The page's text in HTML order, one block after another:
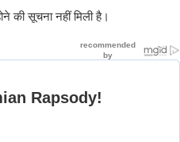
की सूचना नहीं मिली है।